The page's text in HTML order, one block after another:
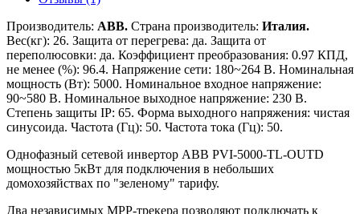
Производитель: ABB. Страна производитель: Италия.
Вес(кг): 26. Защита от перегрева: да. Защита от
переполюсовки: да. Коэффициент преобразования: 0.97 КПД,
не менее (%): 96.4. Напряжение сети: 180~264 В. Номинальная
мощность (Вт): 5000. Номинальное входное напряжение:
90~580 В. Номинальное выходное напряжение: 230 В.
Степень защиты IP: 65. Форма выходного напряжения: чистая
синусоида. Частота (Гц): 50. Частота тока (Гц): 50.
Однофазный сетевой инвертор ABB PVI-5000-TL-OUTD
мощностью 5кВт для подключения в небольших
домохозяйствах по "зеленому" тарифу.
Два независимых MPP-трекера позволяют подключать к